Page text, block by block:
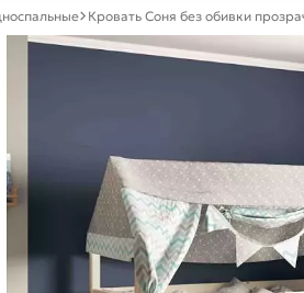
Кровать Соня без обивки